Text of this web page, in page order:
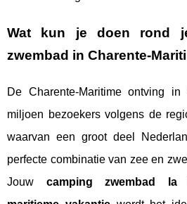
Wat kun je doen rond
zwembad in Charente-
De Charente-Maritime ontving
miljoen bezoekers volgens de
waarvan een groot deel
perfecte combinatie van zee en
Jouw camping zwembad la